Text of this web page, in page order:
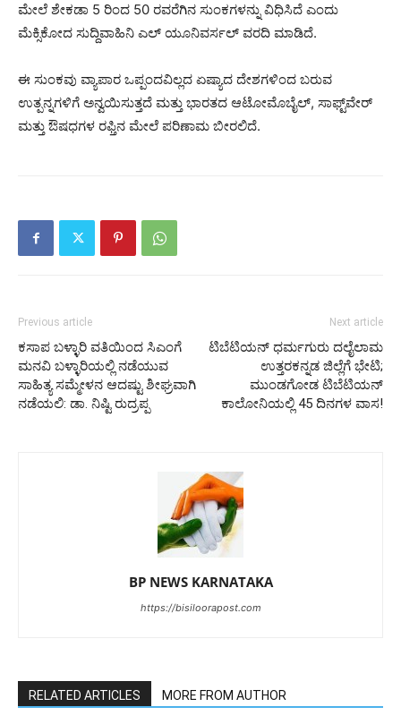
ಮೇಲೆ ಶೇಕಡಾ 5 ರಿಂದ 50 ರವರೆಗಿನ ಸುಂಕಗಳನ್ನು ವಿಧಿಸಿದೆ ಎಂದು
ಮೆಕ್ಸಿಕೋದ ಸುದ್ದಿವಾಹಿನಿ ಎಲ್ ಯೂನಿವರ್ಸಲ್ ವರದಿ ಮಾಡಿದೆ.
ಈ ಸುಂಕವು ವ್ಯಾಪಾರ ಒಪ್ಪಂದವಿಲ್ಲದ ಏಷ್ಯಾದ ದೇಶಗಳಿಂದ ಬರುವ
ಉತ್ಪನ್ನಗಳಿಗೆ ಅನ್ವಯಿಸುತ್ತದೆ ಮತ್ತು ಭಾರತದ ಆಟೋಮೊಬೈಲ್, ಸಾಫ್ಟ್‌ವೇರ್
ಮತ್ತು ಔಷಧಗಳ ರಫ್ತಿನ ಮೇಲೆ ಪರಿಣಾಮ ಬೀರಲಿದೆ.
Previous article
ಕಸಾಪ ಬಳ್ಳಾರಿ ವತಿಯಿಂದ ಸಿಎಂಗೆ
ಮನವಿ ಬಳ್ಳಾರಿಯಲ್ಲಿ ನಡೆಯುವ
ಸಾಹಿತ್ಯ ಸಮ್ಮೇಳನ ಆದಷ್ಟು ಶೀಘ್ರವಾಗಿ
ನಡೆಯಲಿ: ಡಾ. ನಿಷ್ಟಿ ರುದ್ರಪ್ಪ
Next article
ಟಿಬೆಟಿಯನ್ ಧರ್ಮಗುರು ದಲೈಲಾಮ
ಉತ್ತರಕನ್ನಡ ಜಿಲ್ಲೆಗೆ ಭೇಟಿ;
ಮುಂಡಗೋಡ ಟಿಬೆಟಿಯನ್
ಕಾಲೋನಿಯಲ್ಲಿ 45 ದಿನಗಳ ವಾಸ!
BP NEWS KARNATAKA
https://bisiloorapost.com
RELATED ARTICLES MORE FROM AUTHOR